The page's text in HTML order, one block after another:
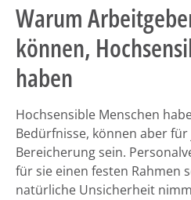
Warum
können,
haben
Hochsensible Menschen
Bedürfnisse, können aber
Bereicherung sein.
für sie einen festen Rahmen
natürliche Unsicherheit